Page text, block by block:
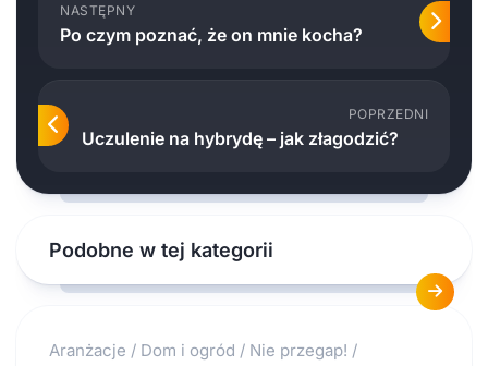
NASTĘPNY
Po czym poznać, że on mnie kocha?
POPRZEDNI
Uczulenie na hybrydę – jak złagodzić?
Podobne w tej kategorii
Aranżacje / Dom i ogród / Nie przegap! /